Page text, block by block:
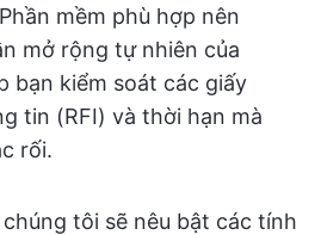
mềm phù hợp nên
mở rộng tự nhiên của
bạn kiểm soát các giấy
tin (RFI) và thời hạn mà
rối.
tôi sẽ nêu bật các tính